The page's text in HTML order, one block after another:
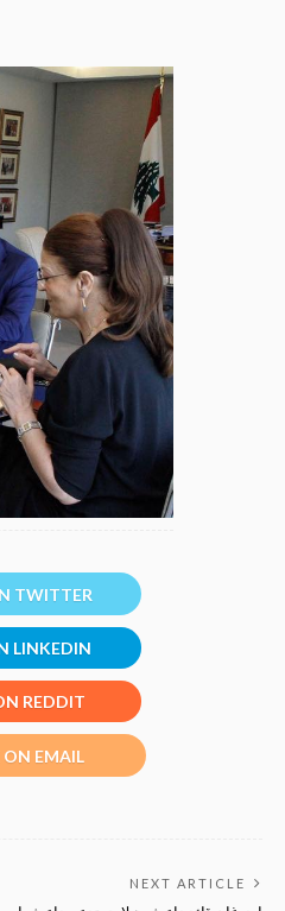
TWITTER
LINKEDIN
REDDIT
ON EMAIL
NEXT ARTICLE